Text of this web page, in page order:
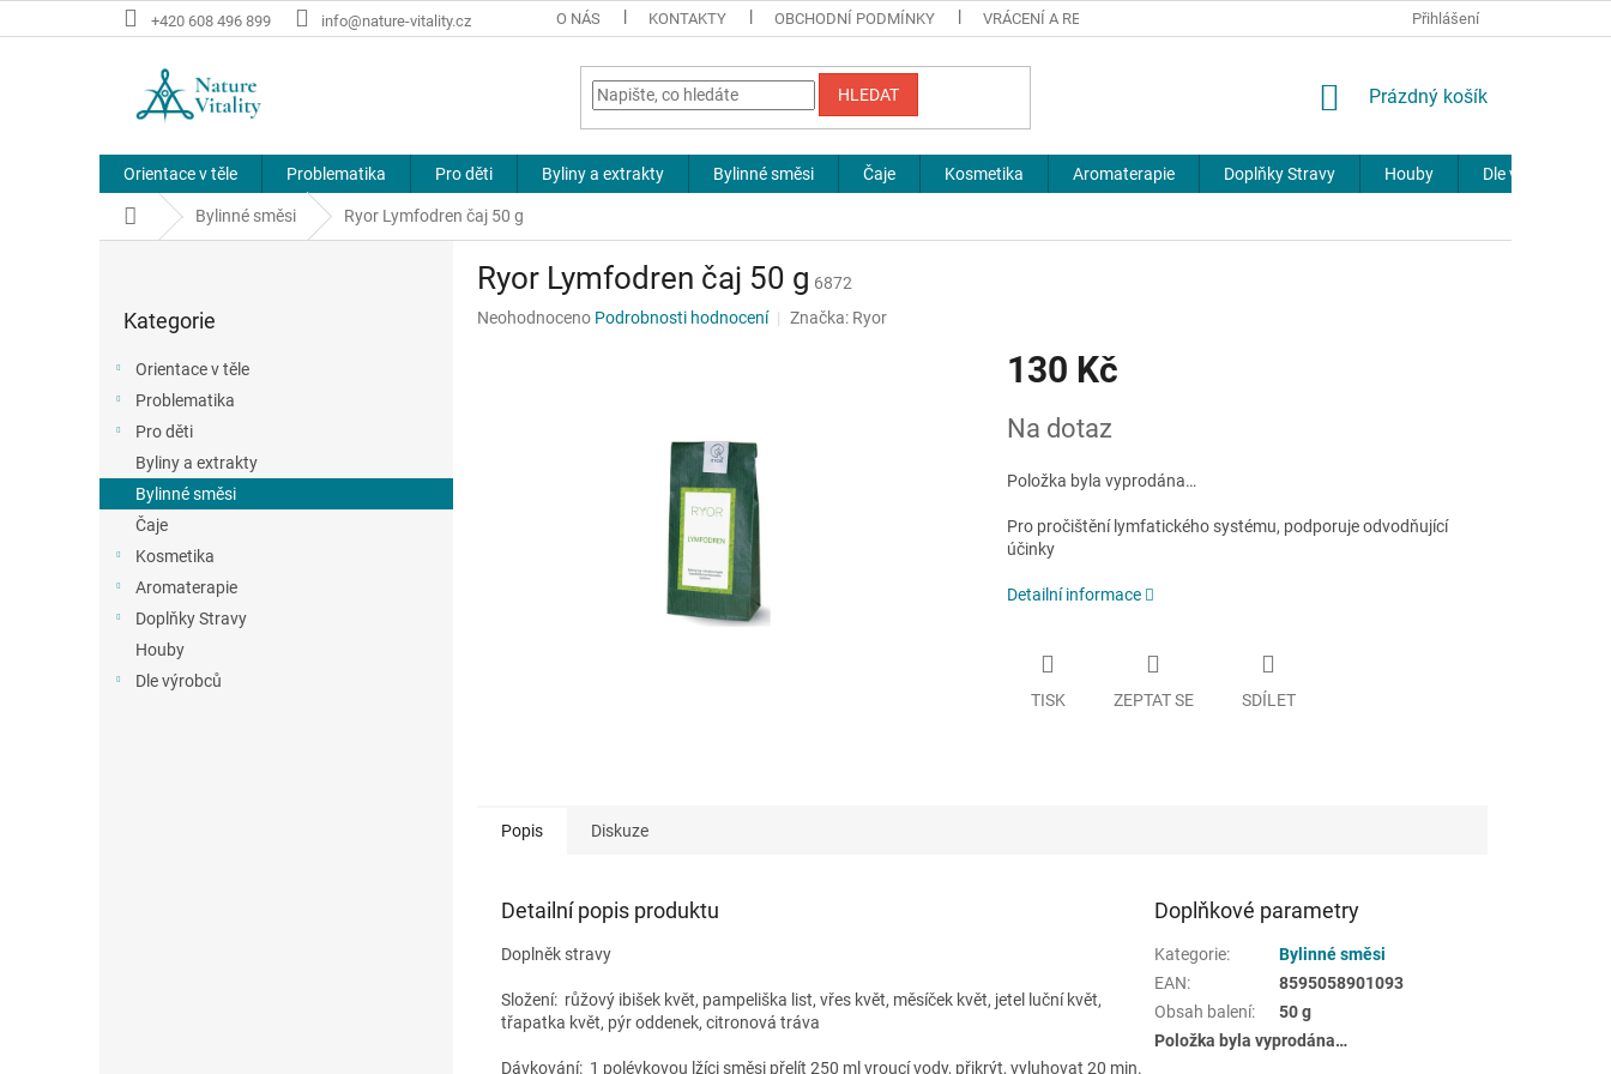
na
+420 608 496 899 info@nature-vitality.cz O NÁS KONTAKTY OBCHODNÍ PODMÍNKY VRÁCENÍ A REKLAMACE JOURNAL
Přihlášení
HLEDAT
NÁKUPNÍ
Prázdný košík
Orientace v těle Problematika Pro děti Byliny a extrakty Bylinné směsi Čaje Kosmetika Aromaterapie Doplňky Stravy Houby Dle výrobců
Domů Bylinné směsi Ryor Lymfodren čaj 50 g
a
kategorie
Kategorie
Orientace v těle
Problematika
Pro děti
Byliny a extrakty
Bylinné směsi
Čaje
Kosmetika
Aromaterapie
Doplňky Stravy
Houby
Dle výrobců
Ryor Lymfodren čaj 50 g 6872
Průměrné
Neohodnoceno Podrobnosti hodnocení Značka: Ryor
130 Kč
cena:
Na dotaz
Položka byla vyprodána…
Pro pročištění lymfatického systému, podporuje odvodňující
účinky
Detailní informace
TISK ZEPTAT SE SDÍLET
Popis Diskuze
Detailní popis produktu
Doplněk stravy
Složení: růžový ibišek květ, pampeliška list, vřes květ, měsíček květ, jetel luční květ,
třapatka květ, pýr oddenek, citronová tráva
Dávkování: 1 polévkovou lžíci směsi přelít 250 ml vroucí vody, přikrýt, vyluhovat 20 min.
Doplňkové parametry
Kategorie:
Bylinné směsi
EAN:
8595058901093
Obsah balení:
50 g
Položka byla vyprodána…